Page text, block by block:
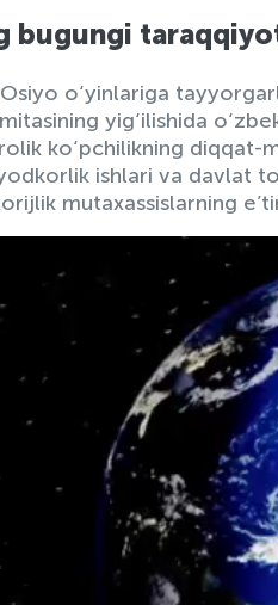
bugungi
o‘yinlariga
yig‘ilishida
ko‘pchilikning diqqat-
ishlari va davlat
mutaxassislarning